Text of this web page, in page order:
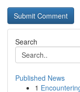
Search
Published News
1